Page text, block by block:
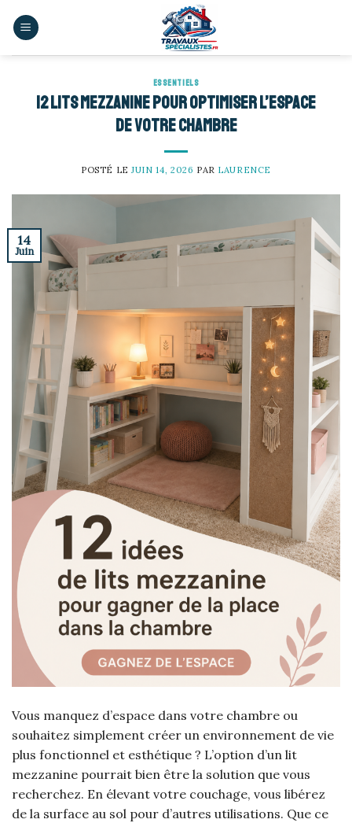
ESSENTIELS
12 lits mezzanine pour optimiser l’espace
de votre chambre
POSTÉ LEJUIN 14, 2026 PAR LAURENCE
14
Juin
Vous manquez d’espace dans votre chambre ou
souhaitez simplement créer un environnement de vie
plus fonctionnel et esthétique ? L’option d’un lit
mezzanine pourrait bien être la solution que vous
recherchez. En élevant votre couchage, vous libérez
de la surface au sol pour d’autres utilisations. Que ce